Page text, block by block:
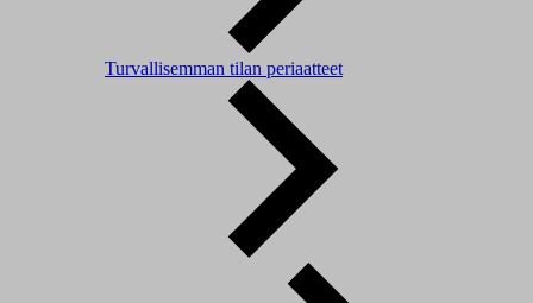
Turvallisemman tilan periaatteet